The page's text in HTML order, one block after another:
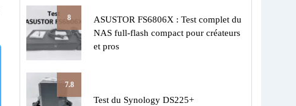
8
ASUSTOR FS6806X : Test complet du
NAS full-flash compact pour créateurs
et pros
7.8
Test du Synology DS225+